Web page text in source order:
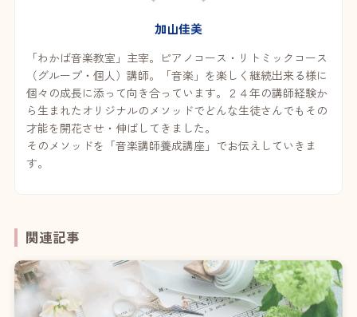
加山佳美
「わかば音楽教室」主宰。ピアノコース・リトミックコース
（グループ・個人）講師。「音楽」を楽しく継続出来る様に
個々の成長に添って向き合っています。２４年の講師経験か
ら生まれたオリジナルのメソッドでどんな生徒さんでもその
才能を開花させ・伸ばしてきました。
そのメソッドを「音楽講師養成講座」でお伝えしていきま
す。
関連記事